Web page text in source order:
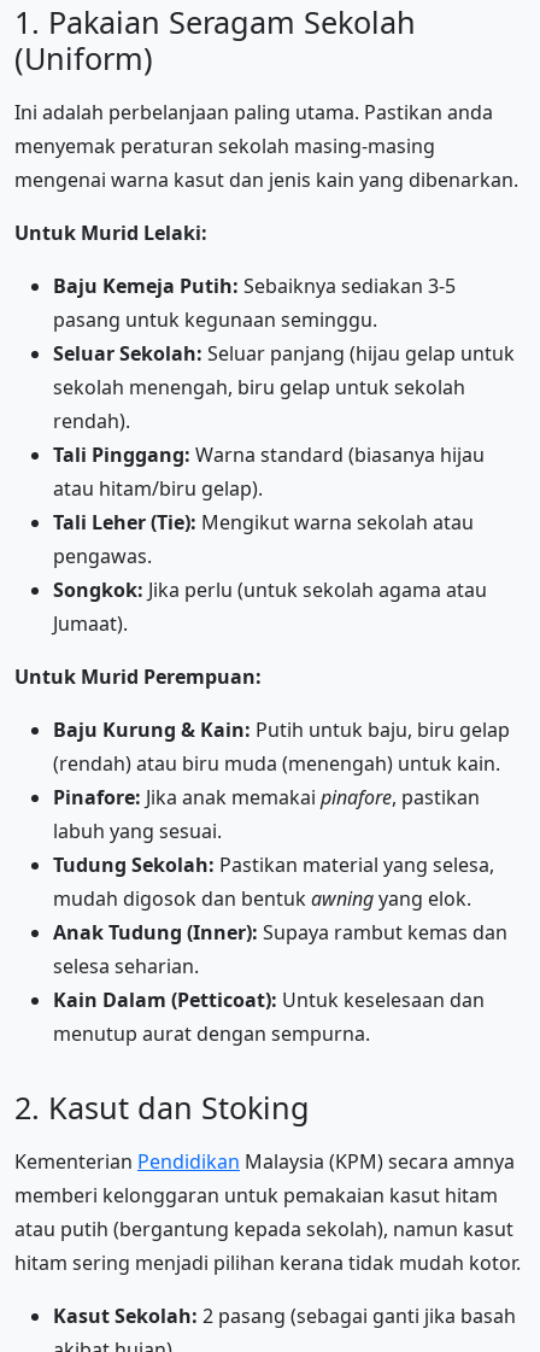
1. Pakaian Seragam Sekolah
(Uniform)
Ini adalah perbelanjaan paling utama. Pastikan anda
menyemak peraturan sekolah masing-masing
mengenai warna kasut dan jenis kain yang dibenarkan.
Untuk Murid Lelaki:
Baju Kemeja Putih: Sebaiknya sediakan 3-5
pasang untuk kegunaan seminggu.
Seluar Sekolah: Seluar panjang (hijau gelap untuk
sekolah menengah, biru gelap untuk sekolah
rendah).
Tali Pinggang: Warna standard (biasanya hijau
atau hitam/biru gelap).
Tali Leher (Tie): Mengikut warna sekolah atau
pengawas.
Songkok: Jika perlu (untuk sekolah agama atau
Jumaat).
Untuk Murid Perempuan:
Baju Kurung & Kain: Putih untuk baju, biru gelap
(rendah) atau biru muda (menengah) untuk kain.
Pinafore: Jika anak memakai pinafore, pastikan
labuh yang sesuai.
Tudung Sekolah: Pastikan material yang selesa,
mudah digosok dan bentukawningyang elok.
Anak Tudung (Inner): Supaya rambut kemas dan
selesa seharian.
Kain Dalam (Petticoat): Untuk keselesaan dan
menutup aurat dengan sempurna.
2. Kasut dan Stoking
Kementerian Pendidikan Malaysia (KPM) secara amnya
memberi kelonggaran untuk pemakaian kasut hitam
atau putih (bergantung kepada sekolah), namun kasut
hitam sering menjadi pilihan kerana tidak mudah kotor.
Kasut Sekolah: 2 pasang (sebagai ganti jika basah